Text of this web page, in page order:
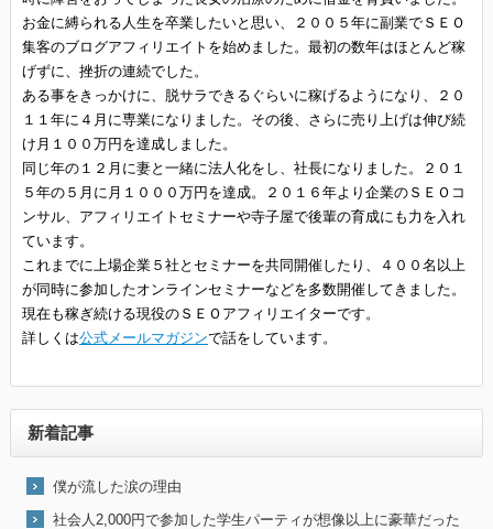
お金に縛られる人生を卒業したいと思い、２００５年に副業でＳＥＯ
集客のブログアフィリエイトを始めました。最初の数年はほとんど稼
げずに、挫折の連続でした。
ある事をきっかけに、脱サラできるぐらいに稼げるようになり、２０
１１年に４月に専業になりました。その後、さらに売り上げは伸び続
け月１００万円を達成しました。
同じ年の１２月に妻と一緒に法人化をし、社長になりました。２０１
５年の５月に月１０００万円を達成。２０１６年より企業のＳＥＯコ
ンサル、アフィリエイトセミナーや寺子屋で後輩の育成にも力を入れ
ています。
これまでに上場企業５社とセミナーを共同開催したり、４００名以上
が同時に参加したオンラインセミナーなどを多数開催してきました。
現在も稼ぎ続ける現役のＳＥＯアフィリエイターです。
詳しくは公式メールマガジンで話をしています。
新着記事
僕が流した涙の理由
社会人2,000円で参加した学生パーティが想像以上に豪華だった